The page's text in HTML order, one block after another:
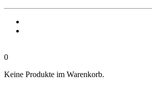
0
Keine Produkte im Warenkorb.